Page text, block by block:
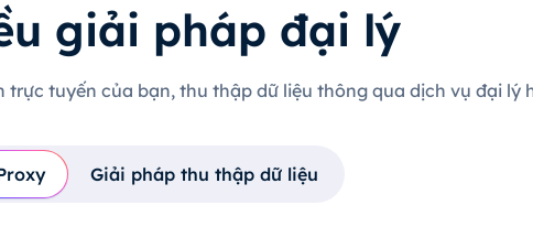
giải pháp đại lý
tuyến của bạn, thu thập dữ liệu thông qua dịch vụ đại lý
Giải pháp thu thập dữ liệu